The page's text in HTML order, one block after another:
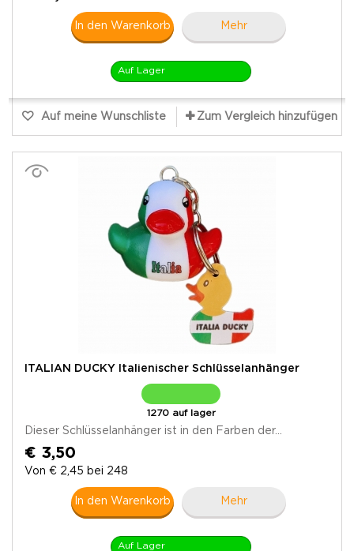
In den Warenkorb Mehr
Auf Lager
Auf meine Wunschliste Zum Vergleich hinzufügen
ITALIAN DUCKY Italienischer Schlüsselanhänger
1270 auf lager
Dieser Schlüsselanhänger ist in den Farben der...
€ 3,50
Von € 2,45 bei 248
In den Warenkorb Mehr
Auf Lager